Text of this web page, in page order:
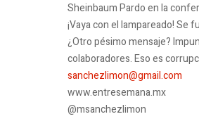
Sheinbaum Pardo en la
¡Vaya con el lampareado!Se
¿Otro pésimo mensaje?
colaboradores.Eso es
sanchezlimon@gmail.com
www.entresemana.mx
@msanchezlimon